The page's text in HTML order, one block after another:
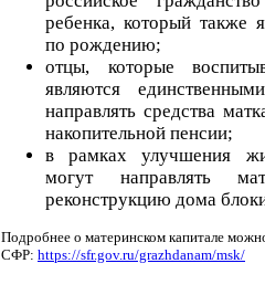
ребенка, который также
по рождению;
отцы, которые
являются
направлять средства
накопительной пенсии;
в рамках улучшения
могут направлять
реконструкцию дома
Подробнее о материнском капитале
СФР: https://sfr.gov.ru/grazhdanam/msk/